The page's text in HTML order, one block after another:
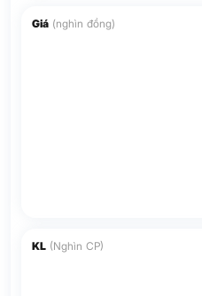
Giá (nghìn đồng)
KL (Nghìn CP)